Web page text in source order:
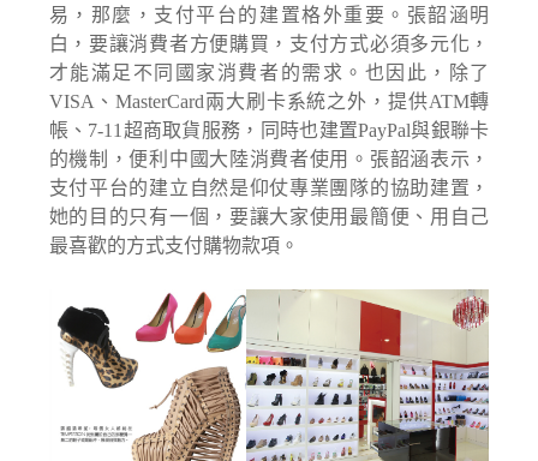
易，那麼，支付平台的建置格外重要。張韶涵明
白，要讓消費者方便購買，支付方式必須多元化，
才能滿足不同國家消費者的需求。也因此，除了
VISA、MasterCard兩大刷卡系統之外，提供ATM轉
帳、7-11超商取貨服務，同時也建置PayPal與銀聯卡
的機制，便利中國大陸消費者使用。張韶涵表示，
支付平台的建立自然是仰仗專業團隊的協助建置，
她的目的只有一個，要讓大家使用最簡便、用自己
最喜歡的方式支付購物款項。